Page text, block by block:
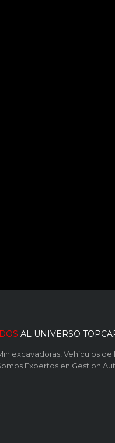
AL UNIVERSO
Vehículos de
Expertos en Gestion